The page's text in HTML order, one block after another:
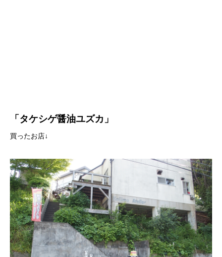
「タケシゲ醤油ユズカ」
買ったお店↓